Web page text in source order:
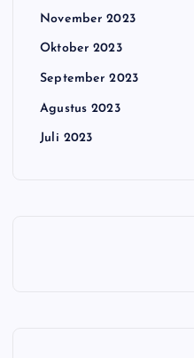
November 2023
Oktober 2023
September 2023
Agustus 2023
Juli 2023